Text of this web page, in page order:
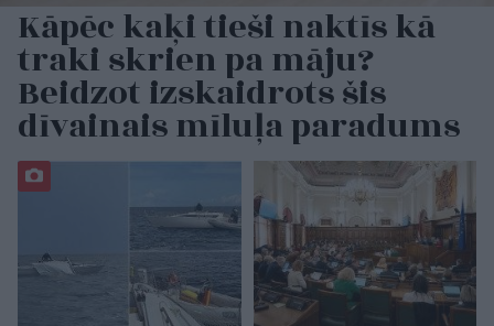
Kāpēc kaķi tieši naktīs kā
traki skrien pa māju?
Beidzot izskaidrots šis
dīvainais mīluļa paradums